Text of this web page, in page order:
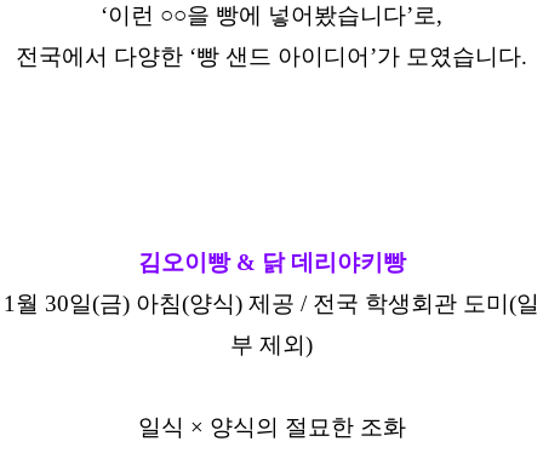
‘이런 ○○을 빵에 넣어봤습니다’로,
전국에서 다양한 ‘빵 샌드 아이디어’가 모였습니다.
김오이빵 & 닭 데리야키빵
1월 30일(금) 아침(양식) 제공 / 전국 학생회관 도미(일
부 제외)
일식 × 양식의 절묘한 조화